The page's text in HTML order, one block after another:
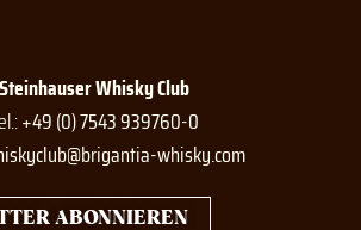
Steinhauser Whisky Club
+49 (0) 7543 939760-0
whisky.com
ABONNIEREN